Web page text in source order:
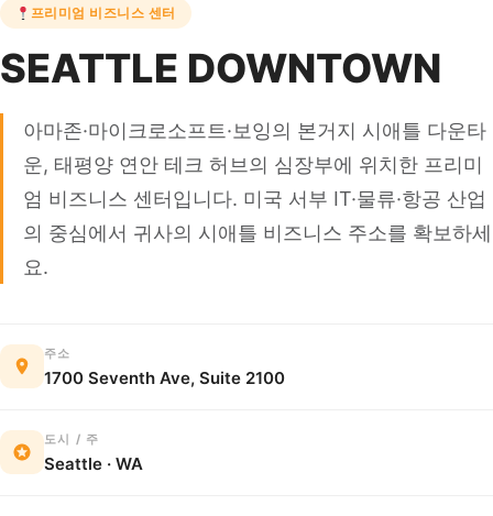
프리미엄 비즈니스 센터
SEATTLE DOWNTOWN
아마존·마이크로소프트·보잉의 본거지 시애틀 다운타
운, 태평양 연안 테크 허브의 심장부에 위치한 프리미
엄 비즈니스 센터입니다. 미국 서부 IT·물류·항공 산업
의 중심에서 귀사의 시애틀 비즈니스 주소를 확보하세
요.
주소
1700 Seventh Ave, Suite 2100
도시 / 주
Seattle · WA